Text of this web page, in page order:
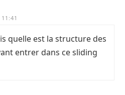
quelle est la structure des
entrer dans ce sliding